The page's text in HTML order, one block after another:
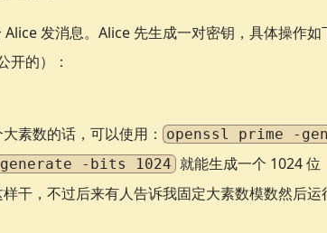
发消息。Alice 先生成一对密钥，具体操作
开的）：
素数的话，可以使用：
openssl prime -
-bits 1024 就能生成一个 1024 位
干，不过后来有人告诉我固定大素数模数然后